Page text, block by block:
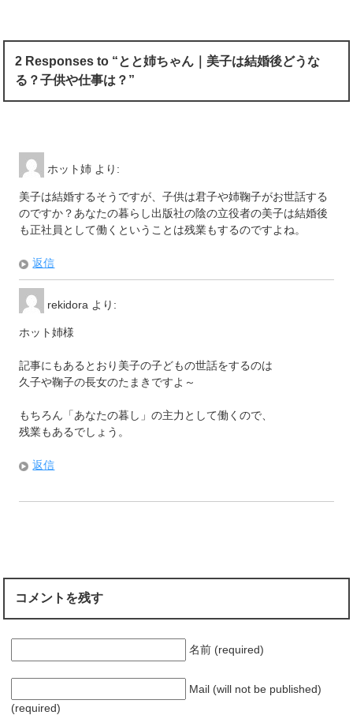
2 Responses to “とと姉ちゃん｜美子は結婚後どうな
る？子供や仕事は？”
ホット姉 より:
美子は結婚するそうですが、子供は君子や姉鞠子がお世話する
のですか？あなたの暮らし出版社の陰の立役者の美子は結婚後
も正社員として働くということは残業もするのですよね。
返信
rekidora より:
ホット姉様
記事にもあるとおり美子の子どもの世話をするのは
久子や鞠子の長女のたまきですよ～
もちろん「あなたの暮し」の主力として働くので、
残業もあるでしょう。
返信
コメントを残す
名前 (required)
Mail (will not be published)
(required)